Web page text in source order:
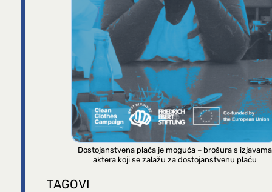
Dostojanstvena plaća je moguća – brošura s izjavama
aktera koji se zalažu za dostojanstvenu plaću
TAGOVI